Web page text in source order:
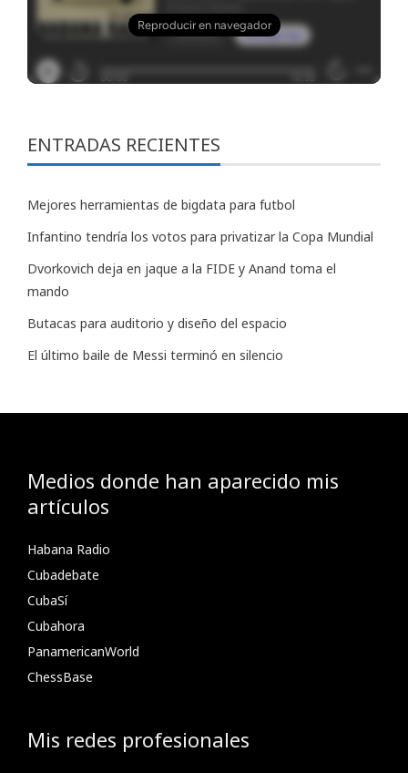
ENTRADAS RECIENTES
Mejores herramientas de bigdata para futbol
Infantino tendría los votos para privatizar la Copa Mundial
Dvorkovich deja en jaque a la FIDE y Anand toma el
mando
Butacas para auditorio y diseño del espacio
El último baile de Messi terminó en silencio
Medios donde han aparecido mis
artículos
Habana Radio
Cubadebate
CubaSí
Cubahora
PanamericanWorld
ChessBase
Mis redes profesionales